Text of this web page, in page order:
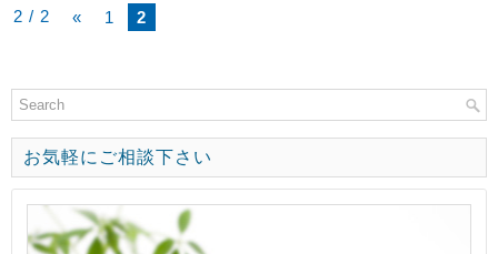
2 / 2 « 1 2
お気軽にご相談下さい